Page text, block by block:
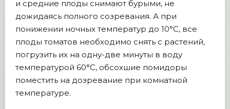
и средние плоды снимают бурыми, не
дожидаясь полного созревания. А при
понижении ночных температур до 10°C, все
плоды томатов необходимо снять с растений,
погрузить их на одну-две минуты в воду
температурой 60°С, обсохшие помидоры
поместить на дозревание при комнатной
температуре.